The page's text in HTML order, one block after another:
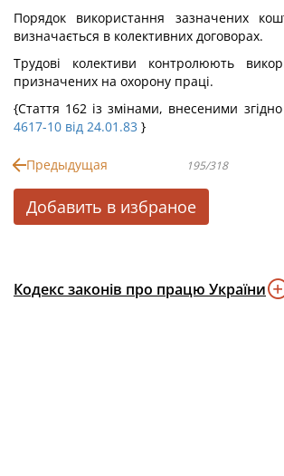
Порядок використання зазначених
визначається в колективних договорах.
Трудові колективи контролюють
призначених на охорону праці.
{Стаття 162 із змінами, внесеними
4617-10 від 24.01.83 }
Предыдущая 195/318
Добавить в избраное
Кодекс законів про працю України